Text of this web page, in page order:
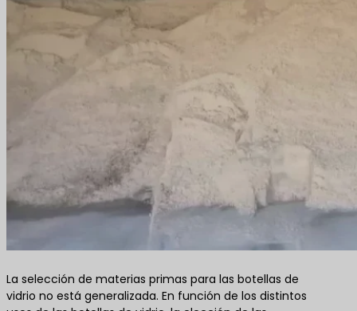
La selección de materias primas para las botellas de
vidrio no está generalizada. En función de los distintos